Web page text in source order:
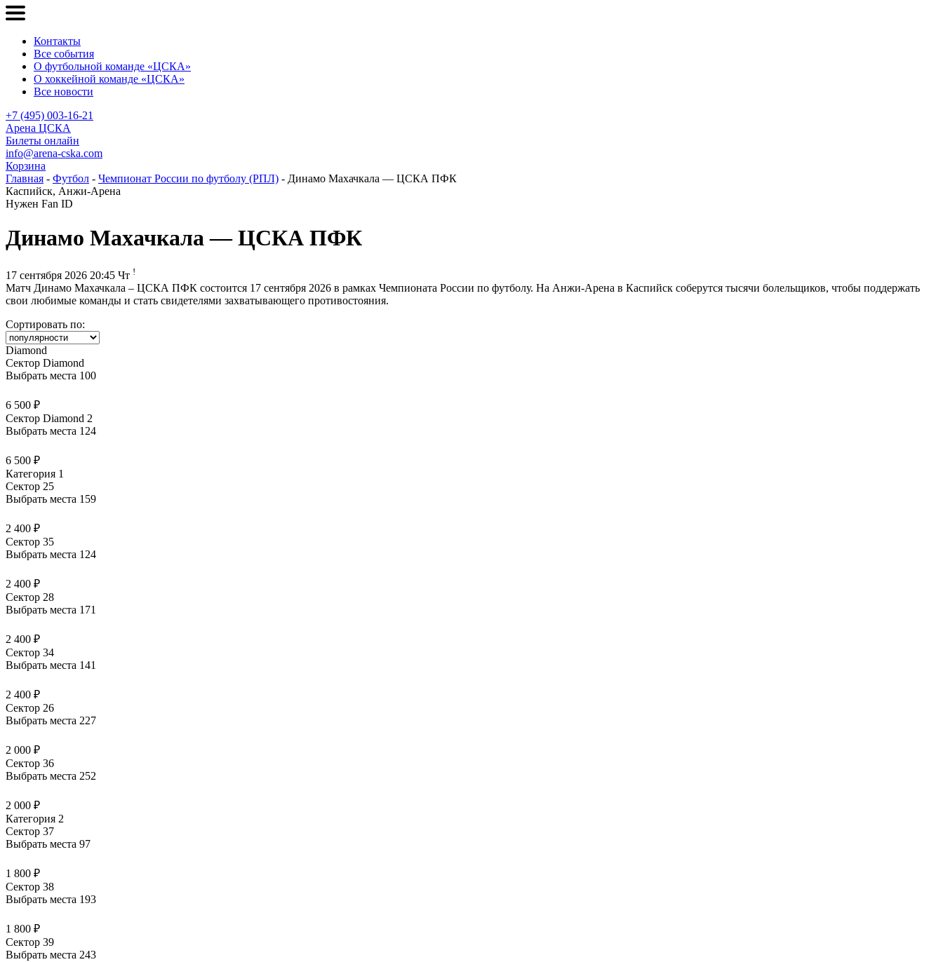
Контакты
Все события
О футбольной команде «ЦСКА»
О хоккейной команде «ЦСКА»
Все новости
+7 (495) 003-16-21
Арена ЦСКА
Билеты онлайн
info@arena-cska.com
Корзина
Главная - Футбол - Чемпионат России по футболу (РПЛ) - Динамо Махачкала — ЦСКА ПФК
Каспийск, Анжи-Арена
Нужен Fan ID
Динамо Махачкала — ЦСКА ПФК
17 сентября 2026 20:45 Чт !
Матч Динамо Махачкала – ЦСКА ПФК состоится 17 сентября 2026 в рамках Чемпионата России по футболу. На Анжи-Арена в Каспийск соберутся тысячи болельщиков, чтобы поддержать
свои любимые команды и стать свидетелями захватывающего противостояния.
Сортировать по:
Diamond
Сектор Diamond
Выбрать места 100
6 500 ₽
Сектор Diamond 2
Выбрать места 124
6 500 ₽
Категория 1
Сектор 25
Выбрать места 159
2 400 ₽
Сектор 35
Выбрать места 124
2 400 ₽
Сектор 28
Выбрать места 171
2 400 ₽
Сектор 34
Выбрать места 141
2 400 ₽
Сектор 26
Выбрать места 227
2 000 ₽
Сектор 36
Выбрать места 252
2 000 ₽
Категория 2
Сектор 37
Выбрать места 97
1 800 ₽
Сектор 38
Выбрать места 193
1 800 ₽
Сектор 39
Выбрать места 243